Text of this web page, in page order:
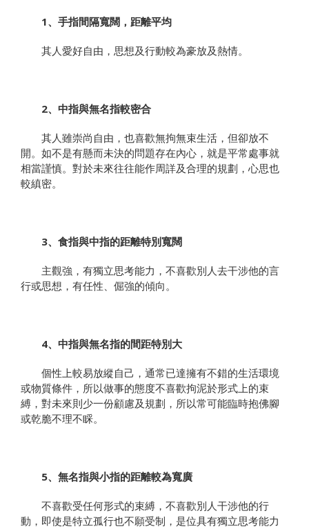
1、手指間隔寬闊，距離平均
其人愛好自由，思想及行動較為豪放及熱情。
2、中指與無名指較密合
其人雖崇尚自由，也喜歡無拘無束生活，但卻放不
開。如不是有懸而未決的問題存在內心，就是平常處事就
相當謹慎。對於未來往往能作周詳及合理的規劃，心思也
較縝密。
3、食指與中指的距離特別寬闊
主觀強，有獨立思考能力，不喜歡別人去干涉他的言
行或思想，有任性、倔強的傾向。
4、中指與無名指的間距特別大
個性上較易放縱自己，通常已達擁有不錯的生活環境
或物質條件，所以做事的態度不喜歡拘泥於形式上的束
縛，對未來則少一份顧慮及規劃，所以常可能臨時抱佛腳
或乾脆不理不睬。
5、無名指與小指的距離較為寬廣
不喜歡受任何形式的束縛，不喜歡別人干涉他的行
動，即使是特立孤行也不願受制，是位具有獨立思考能力